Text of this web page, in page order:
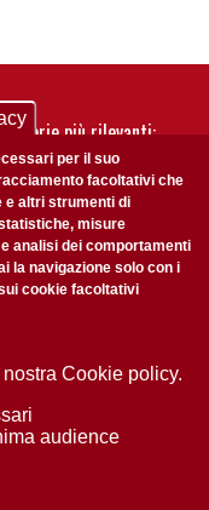
storie più rilevanti:
newsletter
2012 del 18 giugno
per il suo
facoltativi che
e altri strumenti di
misure
analisi dei comportamenti
la navigazione solo con i
cookie facoltativi
Cookie policy.
audience